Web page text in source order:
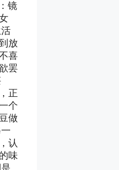
镜
放
喜
罢
正
个
做
认
味